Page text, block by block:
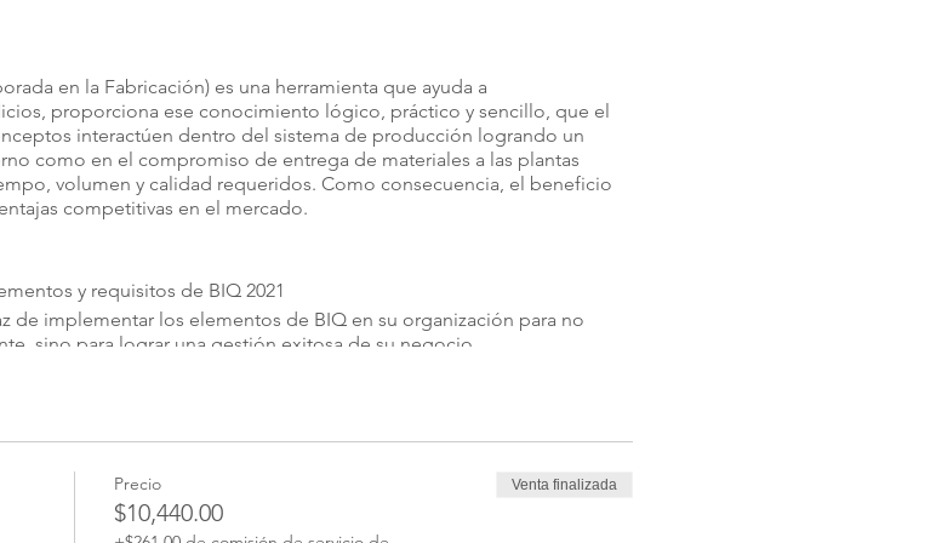
en la Fabricación) es una herramienta que ayuda a
proporciona ese conocimiento lógico, práctico y sencillo, que el
interactúen dentro del sistema de producción logrando un
como en el compromiso de entrega de materiales a las plantas
volumen y calidad requeridos. Como consecuencia, el beneficio
competitivas en el mercado.
y requisitos de BIQ 2021
de implementar los elementos de BIQ en su organización para no
sino para lograr una gestión exitosa de su negocio.
Precio
$10,440.00
Venta finalizada